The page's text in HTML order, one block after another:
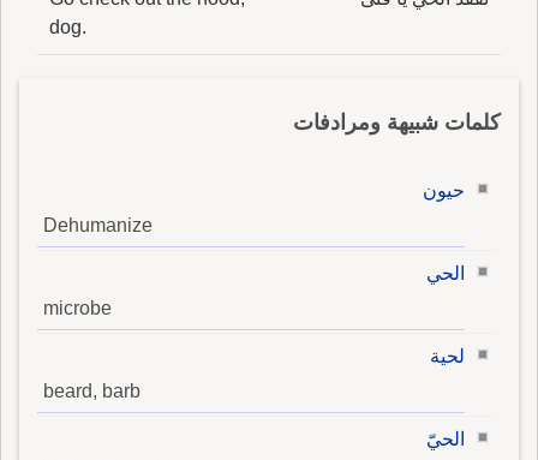
dog.
كلمات شبيهة ومرادفات
حيون
Dehumanize
الحي
microbe
لحية
beard, barb
الحيّ